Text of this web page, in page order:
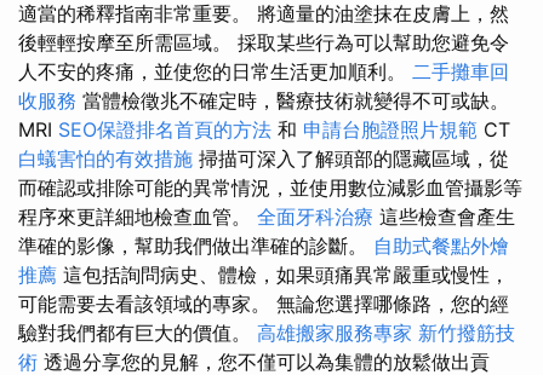
適當的稀釋指南非常重要。 將適量的油塗抹在皮膚上，然
後輕輕按摩至所需區域。 採取某些行為可以幫助您避免令
人不安的疼痛，並使您的日常生活更加順利。 二手攤車回
收服務 當體檢徵兆不確定時，醫療技術就變得不可或缺。
MRI SEO保證排名首頁的方法 和 申請台胞證照片規範 CT
白蟻害怕的有效措施 掃描可深入了解頭部的隱藏區域，從
而確認或排除可能的異常情況，並使用數位減影血管攝影等
程序來更詳細地檢查血管。 全面牙科治療 這些檢查會產生
準確的影像，幫助我們做出準確的診斷。 自助式餐點外燴
推薦 這包括詢問病史、體檢，如果頭痛異常嚴重或慢性，
可能需要去看該領域的專家。 無論您選擇哪條路，您的經
驗對我們都有巨大的價值。 高雄搬家服務專家 新竹撥筋技
術 透過分享您的見解，您不僅可以為集體的放鬆做出貢